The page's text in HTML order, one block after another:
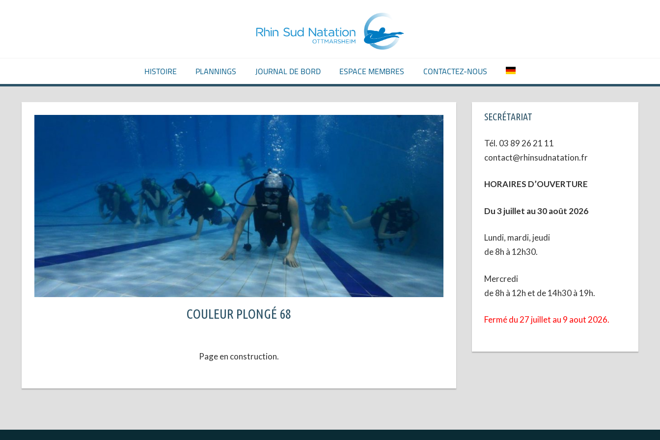
NATATION
passion
HISTOIRE PLANNINGS JOURNAL DE BORD ESPACE MEMBRES CONTACTEZ-NOUS
COULEUR PLONGÉ 68
Page en construction.
SECRÉTARIAT
Tél. 03 89 26 21 11
contact@rhinsudnatation.fr
HORAIRES D’OUVERTURE
Du 3 juillet au 30 août 2026
Lundi, mardi, jeudi
de 8h à 12h30.
Mercredi
de 8h à 12h et de 14h30 à 19h.
Fermé du 27 juillet au 9 aout 2026.